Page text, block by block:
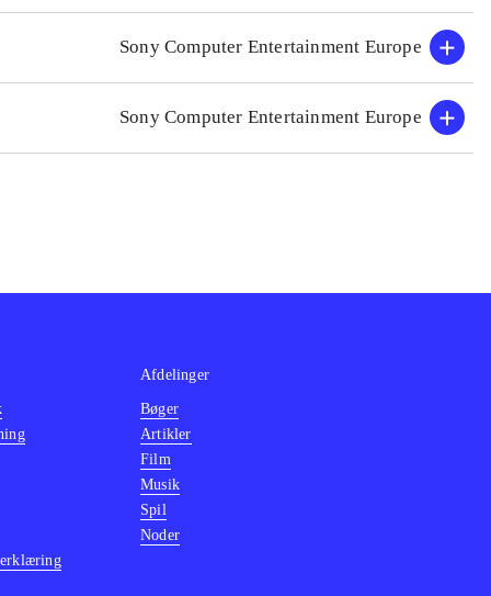
Sony Computer Entertainment Europe
Sony Computer Entertainment Europe
Afdelinger
Bøger
Artikler
Film
Musik
Spil
Noder